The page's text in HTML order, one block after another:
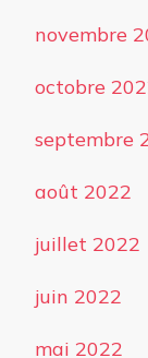
novembre
octobre
septembre
août 2022
juillet 2022
juin 2022
mai 2022